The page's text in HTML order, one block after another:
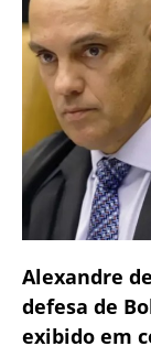
Alexandre
defesa de
exibido em